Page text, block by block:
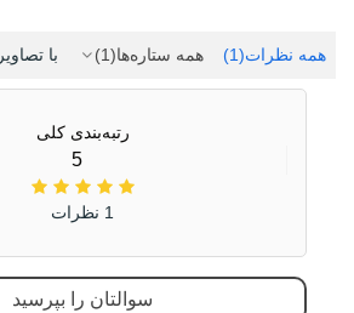
چرم مصنوعی
پارچه مش
الیاف مصنوعی
ویژگی کفی داخلی
کفش
قابل تعویض
همه نظرات(1) همه ستاره‌ها(1) با تصاویر
رتبه‌بندی کلی
5
1 نظرات
سوالتان را بپرسید